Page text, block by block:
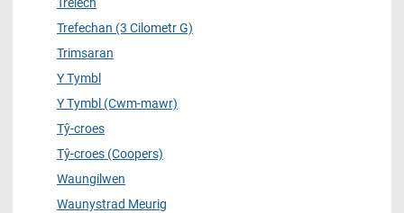
Trelech
Trefechan (3 Cilometr G)
Trimsaran
Y Tymbl
Y Tymbl (Cwm-mawr)
Tŷ-croes
Tŷ-croes (Coopers)
Waungilwen
Waunystrad Meurig